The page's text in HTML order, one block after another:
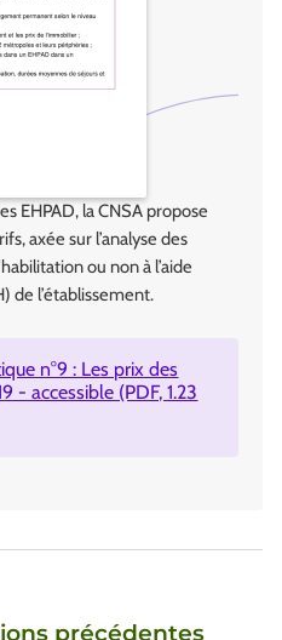
EHPAD, la CNSA propose
axée sur l’analyse des
ou non à l’aide
de l’établissement.
n°9 : Les prix des
- accessible (PDF, 1.23
dans une nouvelle fenêtre)
précédentes